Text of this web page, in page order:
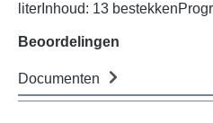
literInhoud: 13
Beoordelingen
Documenten